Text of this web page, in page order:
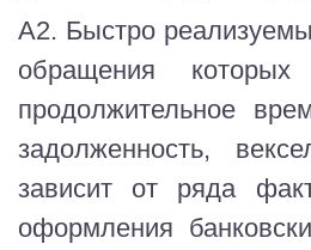
А2. Быстро
обращения
продолжительное
задолженность,
зависит от ряда
оформления